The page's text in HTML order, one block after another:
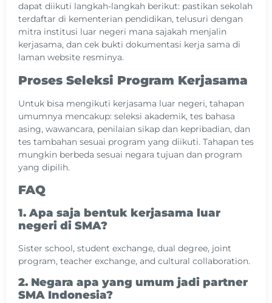
dapat diikuti langkah-langkah berikut: pastikan sekolah
terdaftar di kementerian pendidikan, telusuri dengan
mitra institusi luar negeri mana sajakah menjalin
kerjasama, dan cek bukti dokumentasi kerja sama di
laman website resminya.
Proses Seleksi Program Kerjasama
Untuk bisa mengikuti kerjasama luar negeri, tahapan
umumnya mencakup: seleksi akademik, tes bahasa
asing, wawancara, penilaian sikap dan kepribadian, dan
tes tambahan sesuai program yang diikuti. Tahapan tes
mungkin berbeda sesuai negara tujuan dan program
yang dipilih.
FAQ
1. Apa saja bentuk kerjasama luar
negeri di SMA?
Sister school, student exchange, dual degree, joint
program, teacher exchange, and cultural collaboration.
2. Negara apa yang umum jadi partner
SMA Indonesia?